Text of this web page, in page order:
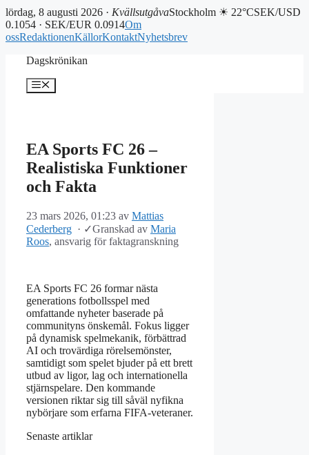
lördag, 8 augusti 2026 · KvällsutgåvaStockholm ☀ 22°CSEK/USD
0.1054 · SEK/EUR 0.0914Om
ossRedaktionenKällorKontaktNyhetsbrev
Dagskrönikan
Meny
EA Sports FC 26 –
Realistiska Funktioner
och Fakta
23 mars 2026, 01:23 av Mattias
Cederberg · ✓Granskad av Maria
Roos, ansvarig för faktagranskning
EA Sports FC 26 formar nästa
generations fotbollsspel med
omfattande nyheter baserade på
communityns önskemål. Fokus ligger
på dynamisk spelmekanik, förbättrad
AI och trovärdiga rörelsemönster,
samtidigt som spelet bjuder på ett brett
utbud av ligor, lag och internationella
stjärnspelare. Den kommande
versionen riktar sig till såväl nyfikna
nybörjare som erfarna FIFA-veteraner.
Senaste artiklar